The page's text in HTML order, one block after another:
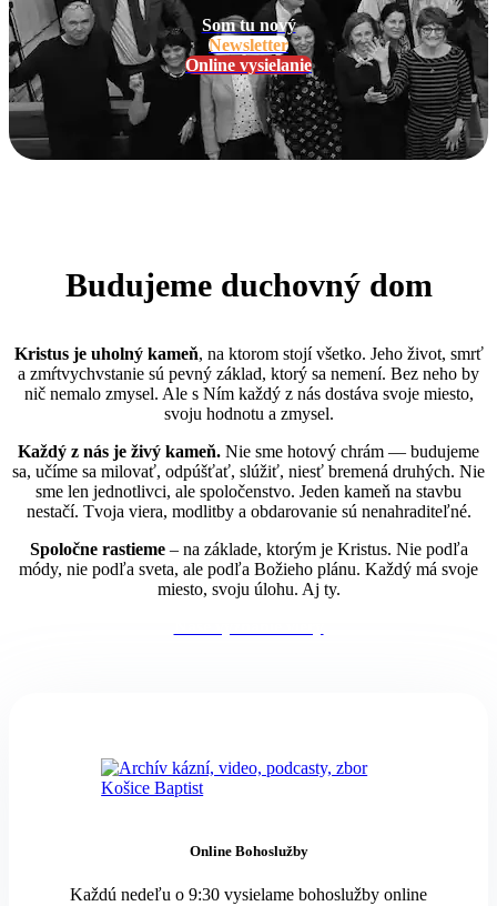
Som tu nový
Newsletter
Online vysielanie
Budujeme duchovný dom
Kristus je uholný kameň, na ktorom stojí všetko. Jeho život, smrť
a zmŕtvychvstanie sú pevný základ, ktorý sa nemení. Bez neho by
nič nemalo zmysel. Ale s Ním každý z nás dostáva svoje miesto,
svoju hodnotu a zmysel.
Každý z nás je živý kameň. Nie sme hotový chrám — budujeme
sa, učíme sa milovať, odpúšťať, slúžiť, niesť bremená druhých. Nie
sme len jednotlivci, ale spoločenstvo. Jeden kameň na stavbu
nestačí. Tvoja viera, modlitby a obdarovanie sú nenahraditeľné.
Spoločne rastieme– na základe, ktorým je Kristus. Nie podľa
módy, nie podľa sveta, ale podľa Božieho plánu. Každý má svoje
miesto, svoju úlohu. Aj ty.
Online Bohoslužby
Každú nedeľu o 9:30 vysielame bohoslužby online